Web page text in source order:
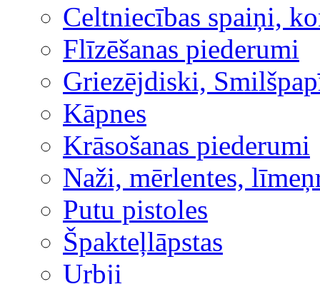
Celtniecības spaiņi,
Flīzēšanas piederumi
Griezējdiski,
Kāpnes
Krāsošanas piederumi
Naži, mērlentes,
Putu pistoles
Špakteļlāpstas
Urbji